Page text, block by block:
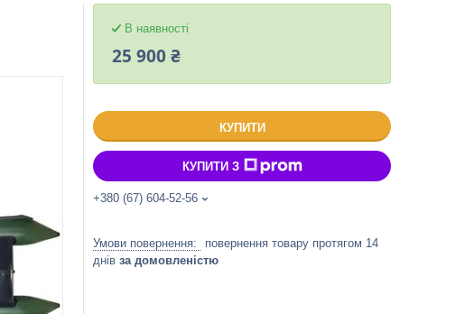
В наявності
25 900 ₴
КУПИТИ
КУПИТИ З
+380 (67) 604-52-56
повернення товару протягом 14
днів за домовленістю